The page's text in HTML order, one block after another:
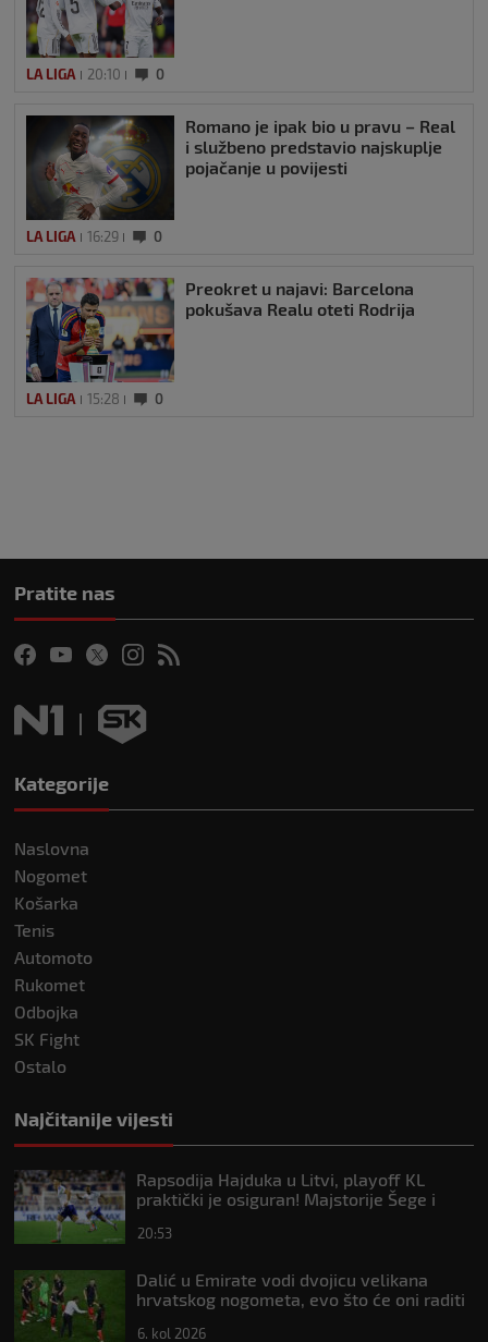
LA LIGA 20:10 0
Romano je ipak bio u pravu – Real
i službeno predstavio najskuplje
pojačanje u povijesti
LA LIGA 16:29 0
Preokret u najavi: Barcelona
pokušava Realu oteti Rodrija
LA LIGA 15:28 0
Pratite nas
Kategorije
Naslovna
Nogomet
Košarka
Tenis
Automoto
Rukomet
Odbojka
SK Fight
Ostalo
Najčitanije vijesti
Rapsodija Hajduka u Litvi, playoff KL
praktički je osiguran! Majstorije Šege i
20:53
Dalić u Emirate vodi dvojicu velikana
hrvatskog nogometa, evo što će oni raditi
6. kol 2026